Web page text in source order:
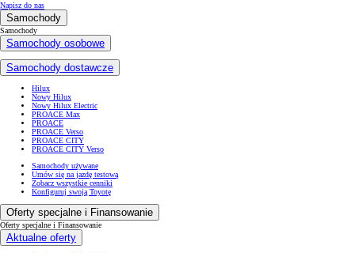
Napisz do nas
Samochody
Samochody
Samochody osobowe
Samochody dostawcze
Hilux
Nowy Hilux
Nowy Hilux Electric
PROACE Max
PROACE
PROACE Verso
PROACE CITY
PROACE CITY Verso
Samochody używane
Umów się na jazdę testową
Zobacz wszystkie cenniki
Konfiguruj swoją Toyotę
Oferty specjalne i Finansowanie
Oferty specjalne i Finansowanie
Aktualne oferty